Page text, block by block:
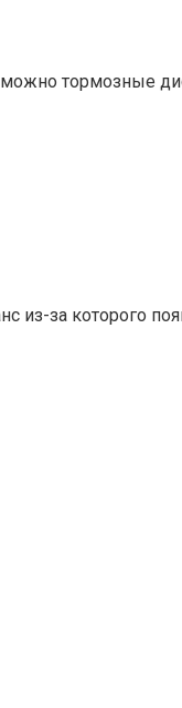
тормозные
из-за которого